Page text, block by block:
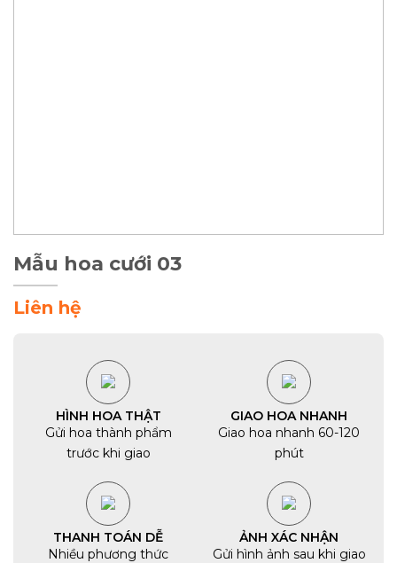
Mẫu hoa cưới 03
Liên hệ
HÌNH HOA THẬT
Gửi hoa thành phẩm
trước khi giao
GIAO HOA NHANH
Giao hoa nhanh 60-120
phút
THANH TOÁN DỄ
Nhiều phương thức
ẢNH XÁC NHẬN
Gửi hình ảnh sau khi giao